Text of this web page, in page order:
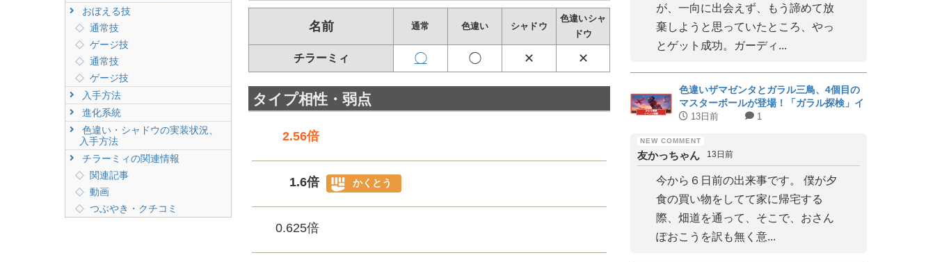
おぼえる技
通常技
ゲージ技
通常技
ゲージ技
入手方法
進化系統
色違い・シャドウの実装状況、
入手方法
チラーミィの関連情報
関連記事
動画
つぶやき・クチコミ
名前 通常 色違い シャドウ
色違いシャ
ドウ
チラーミィ ◯ ◯ ✕ ✕
タイプ相性・弱点
2.56倍
1.6倍 かくとう
0.625倍
が、一向に出会えず、もう諦めて放
棄しようと思っていたところ、やっ
とゲット成功。ガーディ...
色違いザマゼンタとガラル三鳥、4個目の
マスターボールが登場！「ガラル探検」イ
ベント開催
13日前 1
友かっちゃん 13日前
今から６日前の出来事です。 僕が夕
食の買い物をしてて家に帰宅する
際、畑道を通って、そこで、おさん
ぽおこうを訳も無く意...